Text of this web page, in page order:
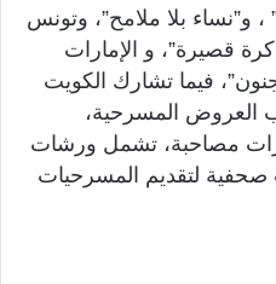
، و”نساء بلا ملامح”، وتونس
14” ، و”ذاكرة قصيرة”، و الإمارات
فيما تشارك الكويت
العروض المسرحية،
مصاحبة، تشمل ورشات
لتقديم المسرحيات